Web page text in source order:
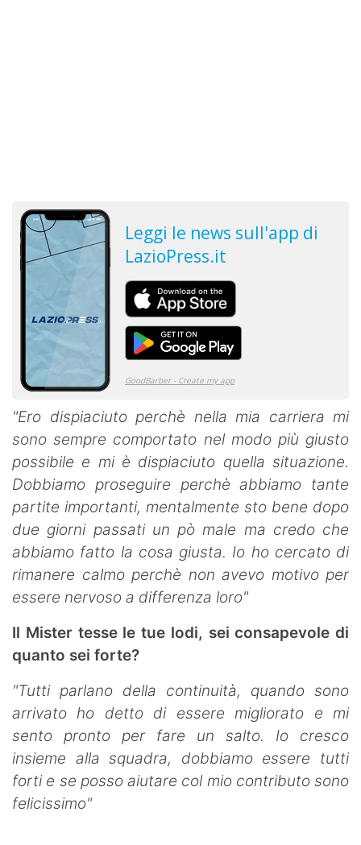
"Ero dispiaciuto perchè nella mia carriera mi
sono sempre comportato nel modo più giusto
possibile e mi è dispiaciuto quella situazione.
Dobbiamo proseguire perchè abbiamo tante
partite importanti, mentalmente sto bene dopo
due giorni passati un pò male ma credo che
abbiamo fatto la cosa giusta. Io ho cercato di
rimanere calmo perchè non avevo motivo per
essere nervoso a differenza loro"
Il Mister tesse le tue lodi, sei consapevole di
quanto sei forte?
"Tutti parlano della continuità, quando sono
arrivato ho detto di essere migliorato e mi
sento pronto per fare un salto. Io cresco
insieme alla squadra, dobbiamo essere tutti
forti e se posso aiutare col mio contributo sono
felicissimo"